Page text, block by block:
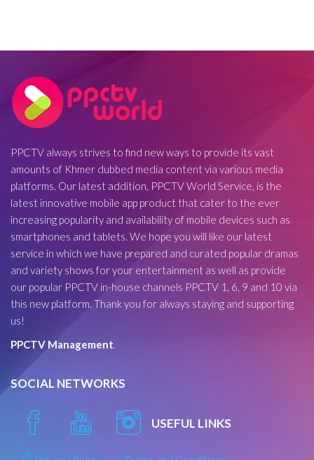
PPCTV always strives to find new ways to provide its vast
amounts of Khmer dubbed media content via various media
platforms. Our latest addition, PPCTV World Service, is the
latest innovative mobile app product that cater to the ever
increasing popularity and availability of mobile devices such as
smartphones and tablets. We hope you will like our latest
service in which we have prepared and curated popular dramas
and variety shows for your entertainment as well as provide
our popular PPCTV in-house channels PPCTV 1, 6, 9 and 10 via
this new platform. Thank you for always staying and supporting
us!
PPCTV Management.
SOCIAL NETWORKS
USEFUL LINKS